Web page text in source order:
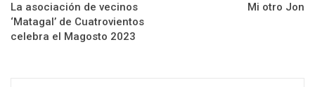
La asociación de vecinos
‘Matagal’ de Cuatrovientos
celebra el Magosto 2023
Mi otro Jon